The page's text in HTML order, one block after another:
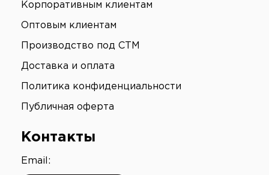
Корпоративным клиентам
Оптовым клиентам
Производство под СТМ
Доставка и оплата
Политика конфиденциальности
Публичная оферта
Контакты
Email: